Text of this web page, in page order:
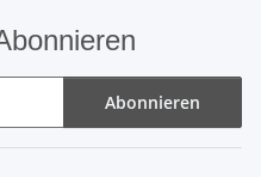
Abonnieren